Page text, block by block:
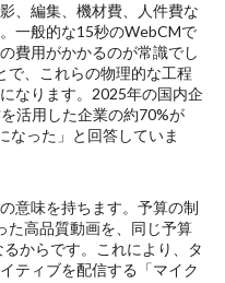
、編集、機材費、人件費な
一般的な15秒のWebCMで
費用がかかるのが常識でし
で、これらの物理的な工程
なります。2025年の国内企
活用した企業の約70%が
なった」と回答していま
意味を持ちます。予算の制
た高品質動画を、同じ予算
からです。これにより、タ
ティブを配信する「マイク